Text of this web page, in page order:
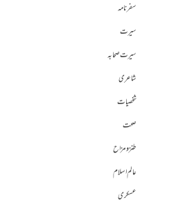
سفرنامہ
سیرت
سیرت صحابہ
شاعری
شخصیات
صحت
طنز و مزاح
عالم اسلام
عسکری